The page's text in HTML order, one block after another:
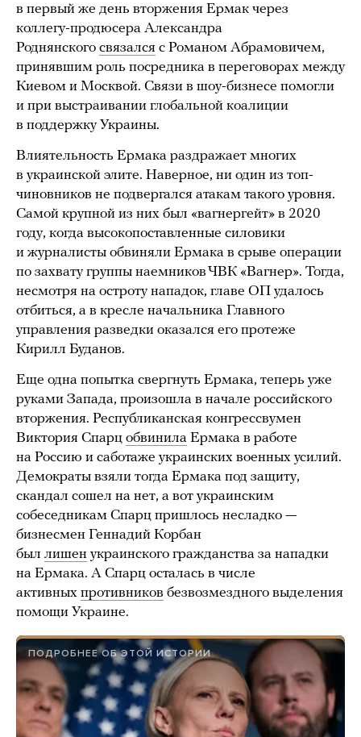
в первый же день вторжения Ермак через
коллегу-продюсера Александра
Роднянского связался с Романом Абрамовичем,
принявшим роль посредника в переговорах между
Киевом и Москвой. Связи в шоу-бизнесе помогли
и при выстраивании глобальной коалиции
в поддержку Украины.
Влиятельность Ермака раздражает многих
в украинской элите. Наверное, ни один из топ-
чиновников не подвергался атакам такого уровня.
Самой крупной из них был «вагнергейт» в 2020
году, когда высокопоставленные силовики
и журналисты обвиняли Ермака в срыве операции
по захвату группы наемников ЧВК «Вагнер». Тогда,
несмотря на остроту нападок, главе ОП удалось
отбиться, а в кресле начальника Главного
управления разведки оказался его протеже
Кирилл Буданов.
Еще одна попытка свергнуть Ермака, теперь уже
руками Запада, произошла в начале российского
вторжения. Республиканская конгрессвумен
Виктория Спарц обвинила Ермака в работе
на Россию и саботаже украинских военных усилий.
Демократы взяли тогда Ермака под защиту,
скандал сошел на нет, а вот украинским
собеседникам Спарц пришлось несладко —
бизнесмен Геннадий Корбан
был лишен украинского гражданства за нападки
на Ермака. А Спарц осталась в числе
активных противников безвозмездного выделения
помощи Украине.
ПОДРОБНЕЕ ОБ ЭТОЙ ИСТОРИИ